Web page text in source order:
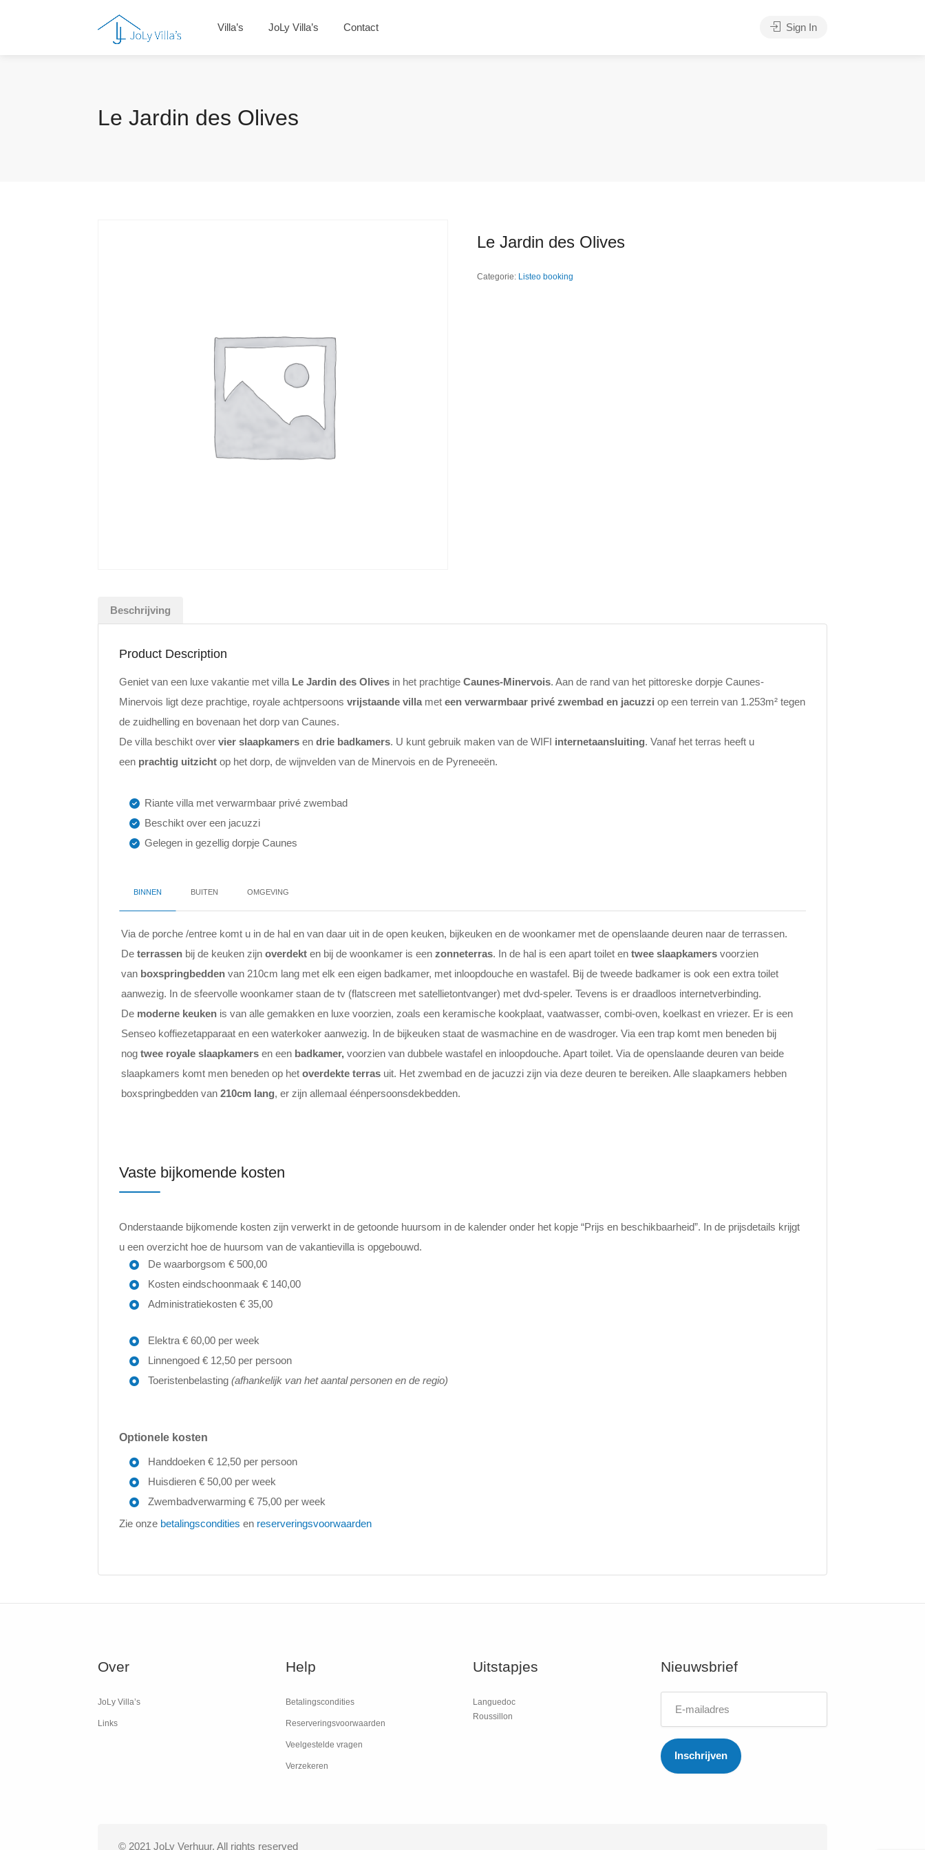
Villa’s JoLy Villa’s Contact Sign In
Le Jardin des Olives
Le Jardin des Olives
Categorie: Listeo booking
Beschrijving
Product Description
Geniet van een luxe vakantie met villa Le Jardin des Olives in het prachtige Caunes-Minervois. Aan de rand van het pittoreske dorpje Caunes-
Minervois ligt deze prachtige, royale achtpersoons vrijstaande villa met een verwarmbaar privé zwembad en jacuzzi op een terrein van 1.253m² tegen
de zuidhelling en bovenaan het dorp van Caunes.
De villa beschikt over vier slaapkamers en drie badkamers. U kunt gebruik maken van de WIFI internetaansluiting. Vanaf het terras heeft u
een prachtig uitzicht op het dorp, de wijnvelden van de Minervois en de Pyreneeën.
Riante villa met verwarmbaar privé zwembad
Beschikt over een jacuzzi
Gelegen in gezellig dorpje Caunes
BINNEN BUITEN OMGEVING
Via de porche /entree komt u in de hal en van daar uit in de open keuken, bijkeuken en de woonkamer met de openslaande deuren naar de terrassen.
De terrassen bij de keuken zijn overdekt en bij de woonkamer is een zonneterras. In de hal is een apart toilet en twee slaapkamers voorzien
van boxspringbedden van 210cm lang met elk een eigen badkamer, met inloopdouche en wastafel. Bij de tweede badkamer is ook een extra toilet
aanwezig. In de sfeervolle woonkamer staan de tv (flatscreen met satellietontvanger) met dvd-speler. Tevens is er draadloos internetverbinding.
De moderne keuken is van alle gemakken en luxe voorzien, zoals een keramische kookplaat, vaatwasser, combi-oven, koelkast en vriezer. Er is een
Senseo koffiezetapparaat en een waterkoker aanwezig. In de bijkeuken staat de wasmachine en de wasdroger. Via een trap komt men beneden bij
nog twee royale slaapkamers en een badkamer, voorzien van dubbele wastafel en inloopdouche. Apart toilet. Via de openslaande deuren van beide
slaapkamers komt men beneden op het overdekte terras uit. Het zwembad en de jacuzzi zijn via deze deuren te bereiken. Alle slaapkamers hebben
boxspringbedden van 210cm lang, er zijn allemaal éénpersoonsdekbedden.
Vaste bijkomende kosten
Onderstaande bijkomende kosten zijn verwerkt in de getoonde huursom in de kalender onder het kopje “Prijs en beschikbaarheid”. In de prijsdetails krijgt
u een overzicht hoe de huursom van de vakantievilla is opgebouwd.
De waarborgsom € 500,00
Kosten eindschoonmaak € 140,00
Administratiekosten € 35,00
Elektra € 60,00 per week
Linnengoed € 12,50 per persoon
Toeristenbelasting (afhankelijk van het aantal personen en de regio)
Optionele kosten
Handdoeken € 12,50 per persoon
Huisdieren € 50,00 per week
Zwembadverwarming € 75,00 per week
Zie onze betalingscondities en reserveringsvoorwaarden
Over
JoLy Villa’s
Links
Help
Betalingscondities
Reserveringsvoorwaarden
Veelgestelde vragen
Verzekeren
Uitstapjes
Languedoc
Roussillon
Nieuwsbrief
© 2021 JoLy Verhuur. All rights reserved